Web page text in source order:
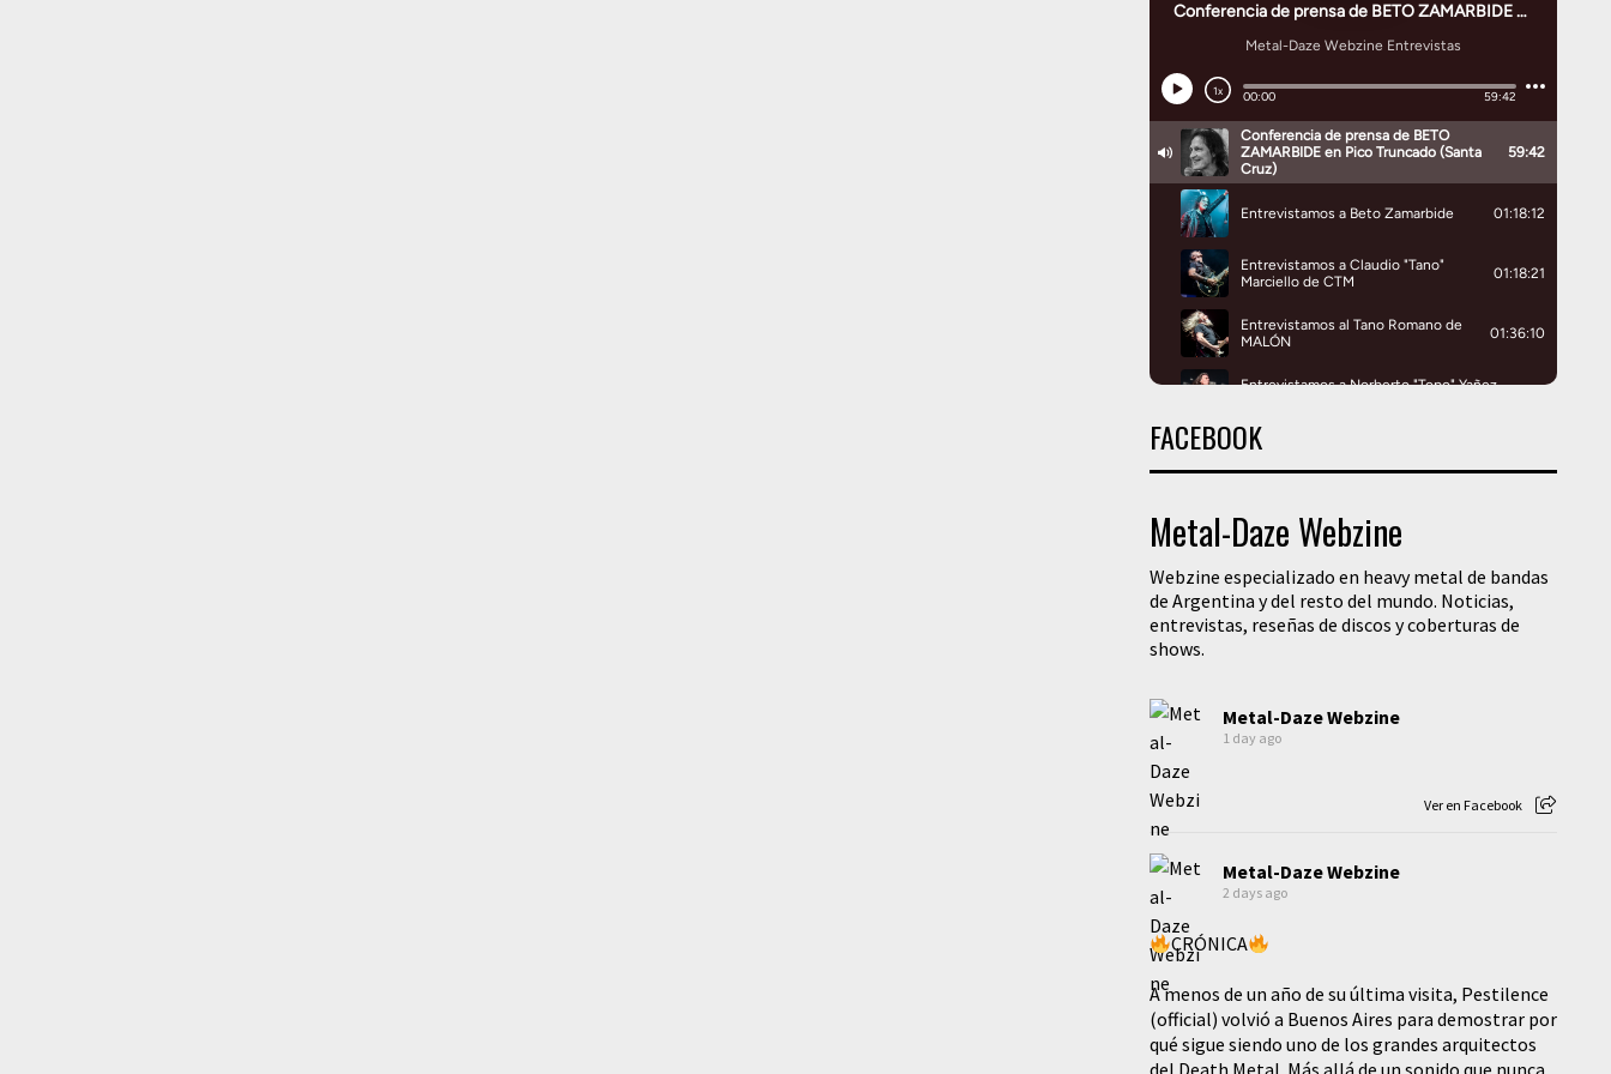
FACEBOOK
Metal-Daze Webzine
Webzine especializado en heavy metal de bandas
de Argentina y del resto del mundo. Noticias,
entrevistas, reseñas de discos y coberturas de
shows.
Metal-Daze Webzine
1 day ago
Ver en Facebook
Metal-Daze Webzine
2 days ago
CRÓNICA
A menos de un año de su última visita, Pestilence
(official) volvió a Buenos Aires para demostrar por
qué sigue siendo uno de los grandes arquitectos
del Death Metal. Más allá de un sonido que nunca